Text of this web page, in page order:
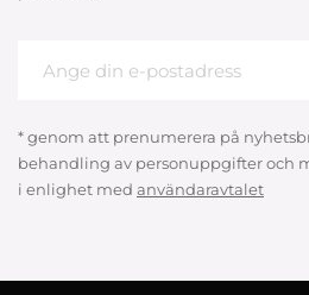
* genom att prenumerera på
behandling av personuppgifter och
i enlighet med användaravtalet